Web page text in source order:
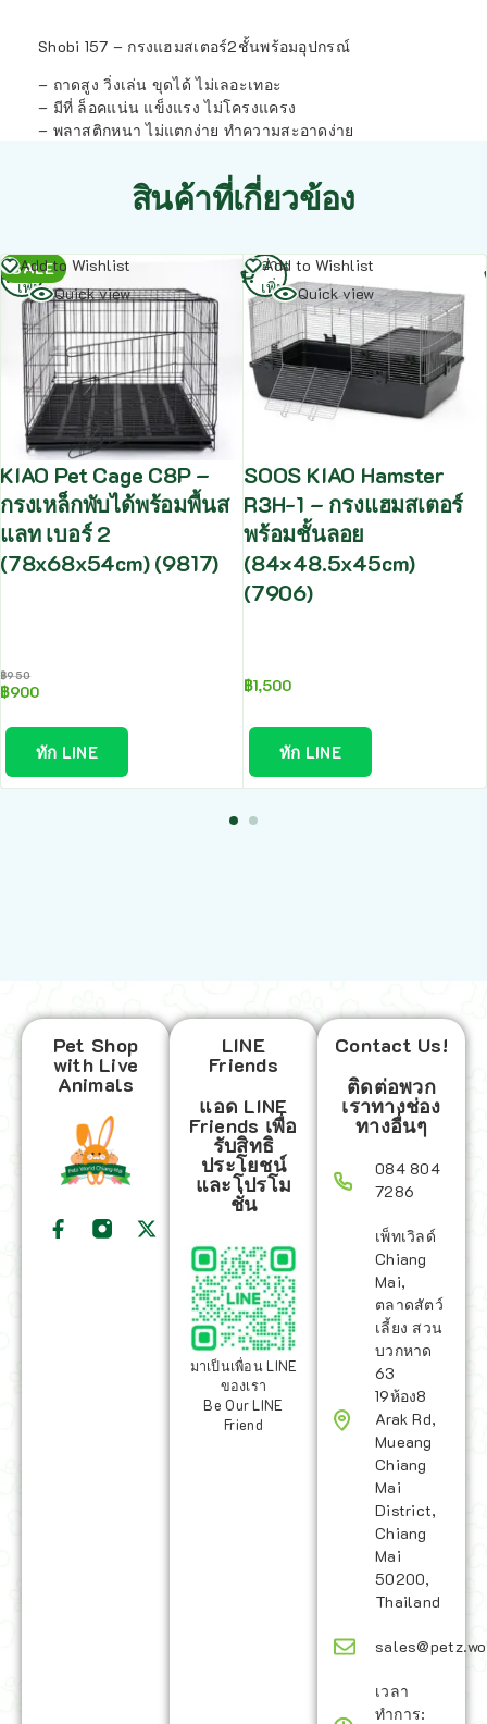
Shobi 157 – กรงแฮมสเตอร์2ชั้นพร้อมอุปกรณ์
– ถาดสูง วิ่งเล่น ขุดได้ ไม่เลอะเทอะ
– มีที่ ล็อคแน่น แข็งแรง ไม่โครงแครง
– พลาสติกหนา ไม่แตกง่าย ทำความสะอาดง่าย
สินค้าที่เกี่ยวข้อง
SALE
Add to Wishlist
Quick view
KIAO Pet Cage C8P –
กรงเหล็กพับได้พร้อมพื้นส
แลท เบอร์ 2
(78x68x54cm) (9817)
฿950
฿900
ทัก LINE
อ่าน
เพิ่ม
Add to Wishlist
Quick view
SOOS KIAO Hamster
R3H-1 – กรงแฮมสเตอร์
พร้อมชั้นลอย
(84×48.5x45cm)
(7906)
฿1,500
ทัก LINE
อ่าน
เพิ่ม
Pet Shop
with Live
Animals
LINE
Friends
แอด LINE
Friends เพื่อ
รับสิทธิ
ประโยชน์
และโปรโม
ชั่น
มาเป็นเพื่อน LINE
ของเรา
Be Our LINE
Friend
Contact Us!
ติดต่อพวก
เราทางช่อง
ทางอื่นๆ
084 804
7286
เพ็ทเวิลด์
Chiang
Mai,
ตลาดสัตว์
เลี้ยง สวน
บวกหาด
63
19ห้อง8
Arak Rd,
Mueang
Chiang
Mai
District,
Chiang
Mai
50200,
Thailand
เวลา
ทำการ: